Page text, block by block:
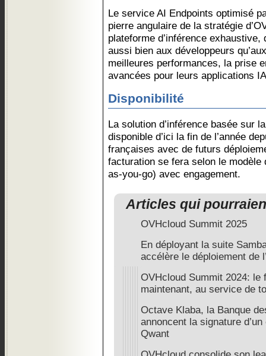
Le service AI Endpoints optimisé
pierre angulaire de la stratégie
plateforme d’inférence
aussi bien aux développeurs
meilleures performances, la prise
avancées pour leurs applications
Disponibilité
La solution d’inférence basée sur
disponible d’ici la fin de l’année
françaises avec de futurs
facturation se fera selon le modèle
as-you-go) avec engagement.
Articles qui
OVHcloud Summit 2025
En déployant la suite
accélère le déploiement de
OVHcloud Summit 2024: le
maintenant, au service de
Octave Klaba, la Banque
annoncent la signature
Qwant